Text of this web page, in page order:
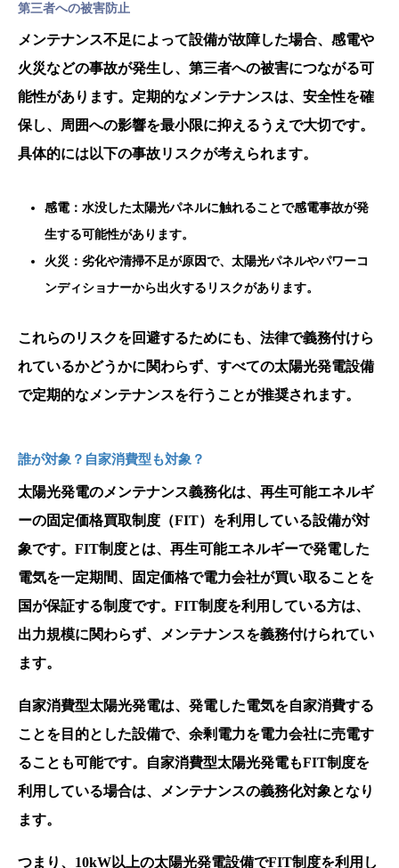
第三者への被害防止
メンテナンス不足によって設備が故障した場合、感電や
火災などの事故が発生し、第三者への被害につながる可
能性があります。定期的なメンテナンスは、安全性を確
保し、周囲への影響を最小限に抑えるうえで大切です。
具体的には以下の事故リスクが考えられます。
感電：水没した太陽光パネルに触れることで感電事故が発
生する可能性があります。
火災：劣化や清掃不足が原因で、太陽光パネルやパワーコ
ンディショナーから出火するリスクがあります。
これらのリスクを回避するためにも、法律で義務付けら
れているかどうかに関わらず、すべての太陽光発電設備
で定期的なメンテナンスを行うことが推奨されます。
誰が対象？自家消費型も対象？
太陽光発電のメンテナンス義務化は、再生可能エネルギ
ーの固定価格買取制度（FIT）を利用している設備が対
象です。FIT制度とは、再生可能エネルギーで発電した
電気を一定期間、固定価格で電力会社が買い取ることを
国が保証する制度です。FIT制度を利用している方は、
出力規模に関わらず、メンテナンスを義務付けられてい
ます。
自家消費型太陽光発電は、発電した電気を自家消費する
ことを目的とした設備で、余剰電力を電力会社に売電す
ることも可能です。自家消費型太陽光発電もFIT制度を
利用している場合は、メンテナンスの義務化対象となり
ます。
つまり、10kW以上の太陽光発電設備でFIT制度を利用し